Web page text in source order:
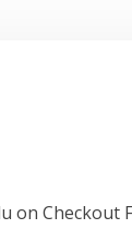
Checkout